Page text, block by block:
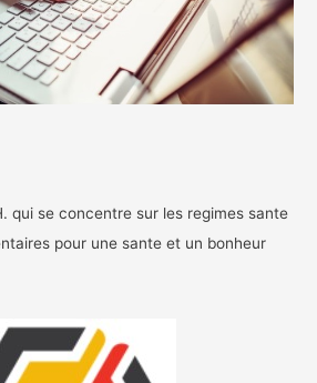
qui se concentre sur les regimes sante
pour une sante et un bonheur